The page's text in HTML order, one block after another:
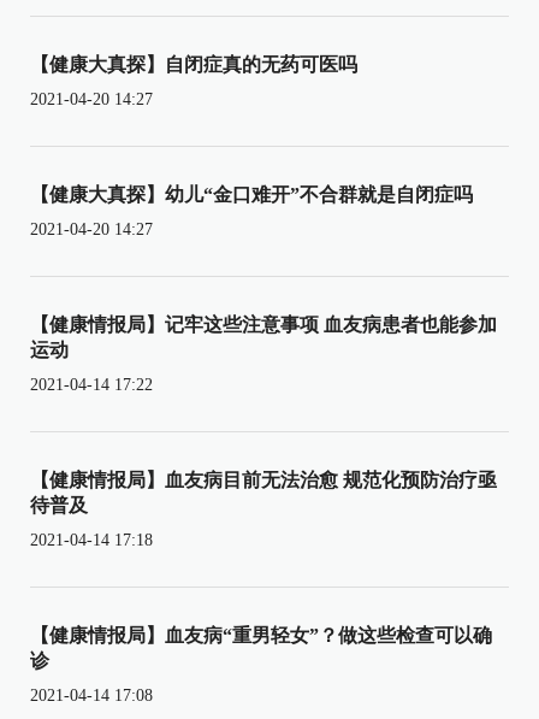
【健康大真探】自闭症真的无药可医吗
2021-04-20 14:27
【健康大真探】幼儿“金口难开”不合群就是自闭症吗
2021-04-20 14:27
【健康情报局】记牢这些注意事项 血友病患者也能参加
运动
2021-04-14 17:22
【健康情报局】血友病目前无法治愈 规范化预防治疗亟
待普及
2021-04-14 17:18
【健康情报局】血友病“重男轻女”？做这些检查可以确
诊
2021-04-14 17:08